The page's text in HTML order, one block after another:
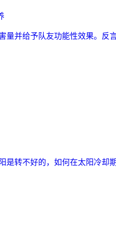
并给予队友功能性效果。反
转不好的，如何在太阳冷却